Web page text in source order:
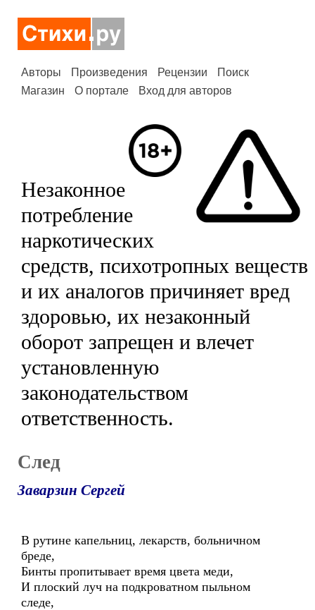
Авторы Произведения Рецензии
Поиск
Магазин
О портале Вход для авторов
Незаконное
потребление
наркотических
средств, психотропных веществ
и их аналогов причиняет вред
здоровью, их незаконный
оборот запрещен и влечет
установленную
законодательством
ответственность.
След
Заварзин Сергей
В рутине капельниц, лекарств, больничном
бреде,
Бинты пропитывает время цвета меди,
И плоский луч на подкроватном пыльном
следе,